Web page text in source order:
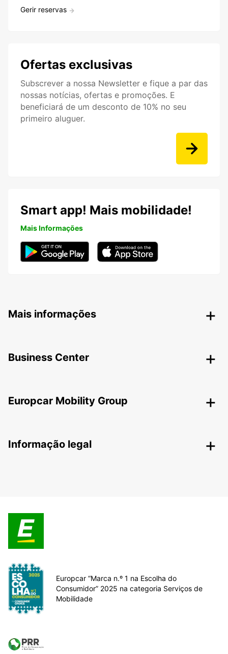
Gerir reservas
Ofertas exclusivas
Subscrever a nossa Newsletter e fique a par das
nossas notícias, ofertas e promoções. E
beneficiará de um desconto de 10% no seu
primeiro aluguer.
Smart app! Mais mobilidade!
Mais Informações
Mais informações
Business Center
Europcar Mobility Group
Informação legal
Europcar “Marca n.º 1 na Escolha do
Consumidor” 2025 na categoria Serviços de
Mobilidade